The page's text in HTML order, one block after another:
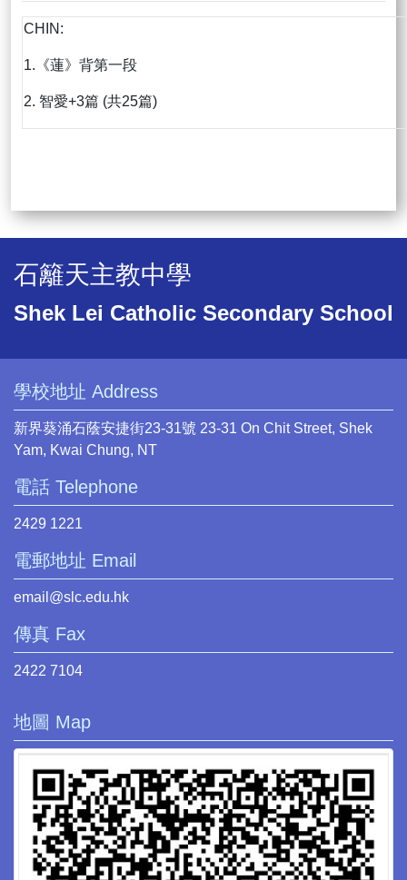
CHIN:
1.《蓮》背第一段
2. 智愛+3篇 (共25篇)
石籬天主教中學
Shek Lei Catholic Secondary School
學校地址 Address
新界葵涌石蔭安捷街23-31號 23-31 On Chit Street, Shek
Yam, Kwai Chung, NT
電話 Telephone
2429 1221
電郵地址 Email
email@slc.edu.hk
傳真 Fax
2422 7104
地圖 Map